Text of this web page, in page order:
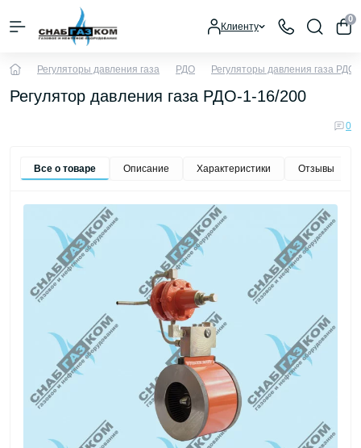
Клиенту
0
Регуляторы давления газа РДО Регуляторы давления газа РДО-
Регулятор давления газа РДО-1-16/200
0
Все о товаре Описание Характеристики Отзывы